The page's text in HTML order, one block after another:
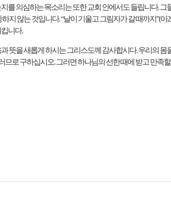
를 의심하는 목소리는 또한 교회 안에서도 들립니다.그
지 않는 것입니다. “날이 기울고 그림자가 갈 때까지 ”(아
킵니다.
뜻을 새롭게 하시는 그리스도께 감사합시다.우리의 몸
므로 구하십시오.그러면 하나님의 선한 때에 받고 만족